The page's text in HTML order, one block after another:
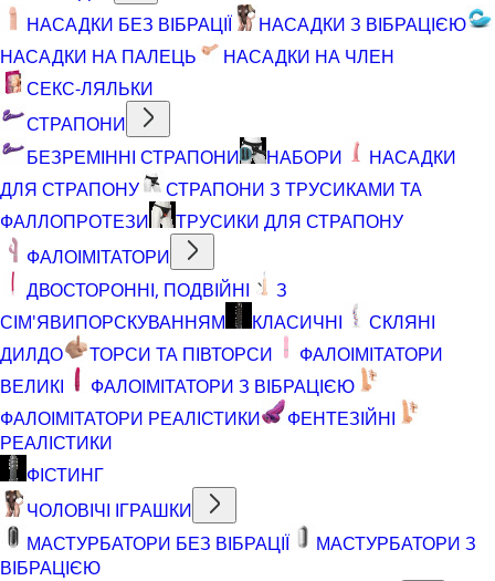
НАСАДКИ БЕЗ ВІБРАЦІЇ
НАСАДКИ З ВІБРАЦІЄЮ
НАСАДКИ НА ПАЛЕЦЬ
НАСАДКИ НА ЧЛЕН
СЕКС-ЛЯЛЬКИ
СТРАПОНИ
БЕЗРЕМІННІ СТРАПОНИ
НАБОРИ
НАСАДКИ
ДЛЯ СТРАПОНУ
СТРАПОНИ З ТРУСИКАМИ ТА
ФАЛЛОПРОТЕЗИ
ТРУСИКИ ДЛЯ СТРАПОНУ
ФАЛОІМІТАТОРИ
ДВОСТОРОННІ, ПОДВІЙНІ
З
СІМ'ЯВИПОРСКУВАННЯМ
КЛАСИЧНІ
СКЛЯНІ
ДИЛДО
ТОРСИ ТА ПІВТОРСИ
ФАЛОІМІТАТОРИ
ВЕЛИКІ
ФАЛОІМІТАТОРИ З ВІБРАЦІЄЮ
ФАЛОІМІТАТОРИ РЕАЛІСТИКИ
ФЕНТЕЗІЙНІ
РЕАЛІСТИКИ
ФІСТИНГ
ЧОЛОВІЧІ ІГРАШКИ
МАСТУРБАТОРИ БЕЗ ВІБРАЦІЇ
МАСТУРБАТОРИ З
ВІБРАЦІЄЮ